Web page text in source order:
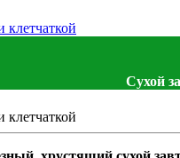
Сухой